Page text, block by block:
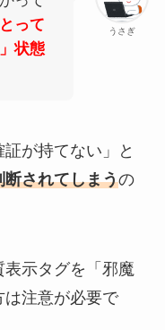
うさぎ
って
状態
が持てない」と
されてしまうの
示タグを「邪魔
は注意が必要で